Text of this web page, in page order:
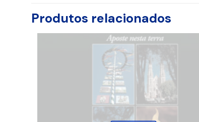
Produtos relacionados